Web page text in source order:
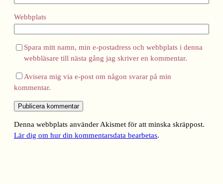
Webbplats
Spara mitt namn, min e-postadress och webbplats i denna
webbläsare till nästa gång jag skriver en kommentar.
Avisera mig via e-post om någon svarar på min
kommentar.
Denna webbplats använder Akismet för att minska skräppost.
Lär dig om hur din kommentarsdata bearbetas.